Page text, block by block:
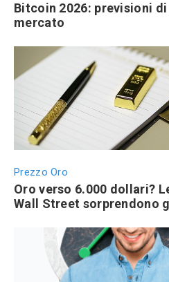
Bitcoin 2026: previsioni
mercato
Prezzo Oro
Oro verso 6.000 dollari?
Wall Street sorprendono